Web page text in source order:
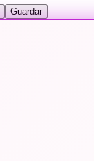
Guardar